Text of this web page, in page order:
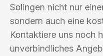
Solingen nicht nur
sondern auch eine
Kontaktiere uns noch
unverbindliches